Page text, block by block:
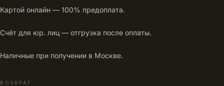
Картой онлайн — 100% предоплата.
Счёт для юр. лиц — отгрузка после оплаты.
Наличные при получении в Москве.
ВОЗВРАТ